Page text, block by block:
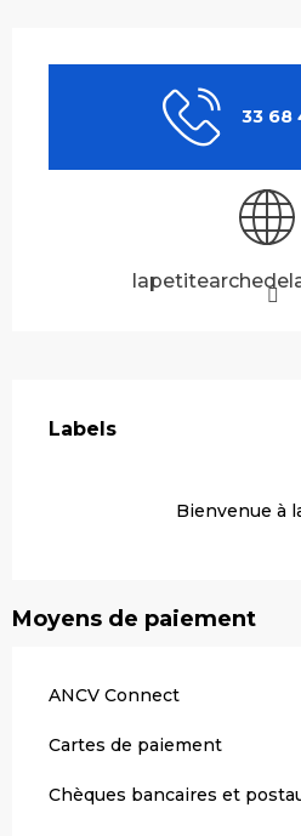
33 68
Labels
Labels
Bienvenue à
Moyens de paiement
ANCV Connect
Cartes de paiement
Chèques bancaires et